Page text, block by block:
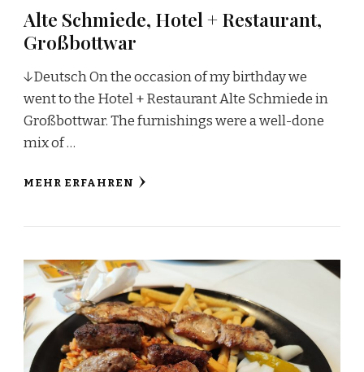
Alte Schmiede, Hotel + Restaurant,
Großbottwar
↓Deutsch On the occasion of my birthday we
went to the Hotel + Restaurant Alte Schmiede in
Großbottwar. The furnishings were a well-done
mix of …
MEHR ERFAHREN